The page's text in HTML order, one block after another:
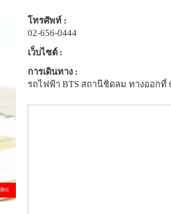
โทรศัพท์ :
02-656-0444
เว็บไซต์ :
การเดินทาง :
รถไฟฟ้า BTS สถานีชิดลม ทางออกที่